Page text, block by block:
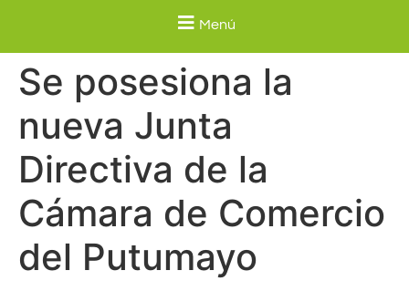
Menú
Se posesiona la
nueva Junta
Directiva de la
Cámara de Comercio
del Putumayo